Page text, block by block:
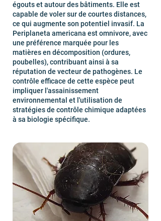
égouts et autour des bâtiments. Elle est
capable de voler sur de courtes distances,
ce qui augmente son potentiel invasif. La
Periplaneta americana est omnivore, avec
une préférence marquée pour les
matières en décomposition (ordures,
poubelles), contribuant ainsi à sa
réputation de vecteur de pathogènes. Le
contrôle efficace de cette espèce peut
impliquer l'assainissement
environnemental et l'utilisation de
stratégies de contrôle chimique adaptées
à sa biologie spécifique.